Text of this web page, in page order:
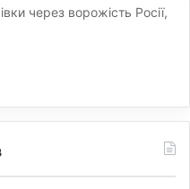
через ворожість Росії,